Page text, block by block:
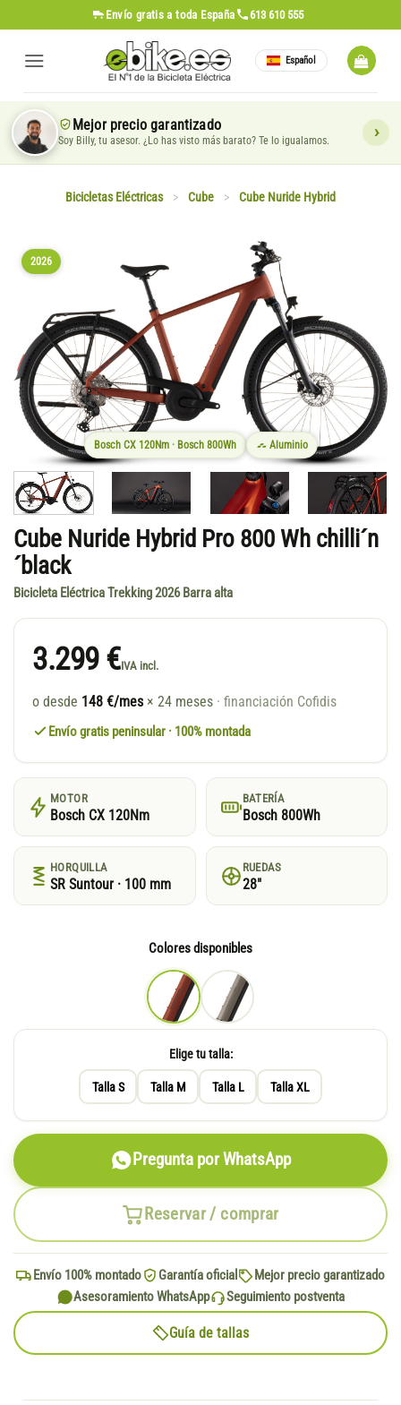
al
contenido
Envío gratis a toda España 613 610 555
Español
Mejor precio garantizado
Soy Billy, tu asesor. ¿Lo has visto más barato? Te lo igualamos.
Bicicletas Eléctricas > Cube > Cube Nuride Hybrid
2026
Bosch CX 120Nm · Bosch 800Wh Aluminio
Cube Nuride Hybrid Pro 800 Wh chilli´n
´black
Bicicleta Eléctrica Trekking 2026 Barra alta
3.299 €IVA incl.
o desde 148 €/mes × 24 meses · financiación Cofidis
Envío gratis peninsular · 100% montada
MOTOR
Bosch CX 120Nm
BATERÍA
Bosch 800Wh
HORQUILLA
SR Suntour · 100 mm
RUEDAS
28"
Colores disponibles
Elige tu talla:
Talla S Talla M Talla L Talla XL
Reservar / comprar
Pregunta por WhatsApp
Envío 100% montado Garantía oficial
Mejor precio garantizado
Asesoramiento WhatsApp
Seguimiento postventa
Guía de tallas